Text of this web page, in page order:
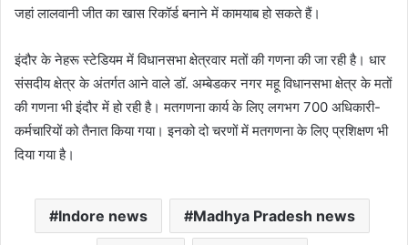
जहां लालवानी जीत का खास रिकॉर्ड बनाने में कामयाब हो सकते हैं।
इंदौर के नेहरू स्टेडियम में विधानसभा क्षेत्रवार मतों की गणना की जा रही है। धार
संसदीय क्षेत्र के अंतर्गत आने वाले डॉ. अम्बेडकर नगर महू विधानसभा क्षेत्र के मतों
की गणना भी इंदौर में हो रही है। मतगणना कार्य के लिए लगभग 700 अधिकारी-
कर्मचारियों को तैनात किया गया। इनको दो चरणों में मतगणना के लिए प्रशिक्षण भी
दिया गया है।
Indore news Madhya Pradesh news